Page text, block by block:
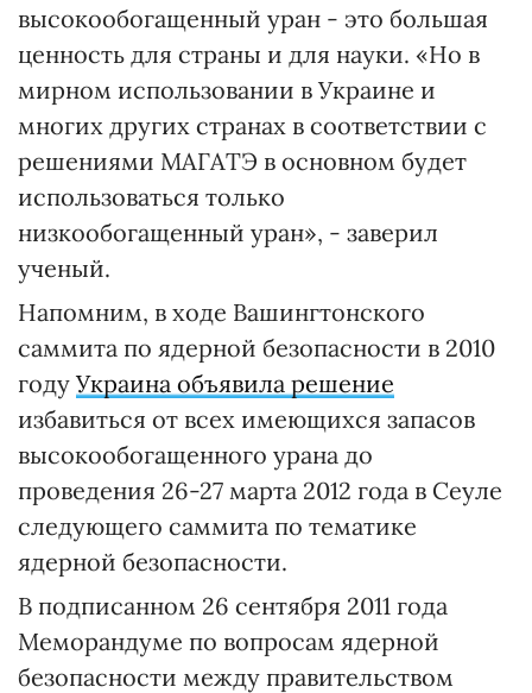
высокообогащенный уран - это большая
ценность для страны и для науки. «Но в
мирном использовании в Украине и
многих других странах в соответствии с
решениями МАГАТЭ в основном будет
использоваться только
низкообогащенный уран», - заверил
ученый.
Напомним, в ходе Вашингтонского
саммита по ядерной безопасности в 2010
году Украина объявила решение
избавиться от всех имеющихся запасов
высокообогащенного урана до
проведения 26-27 марта 2012 года в Сеуле
следующего саммита по тематике
ядерной безопасности.
В подписанном 26 сентября 2011 года
Меморандуме по вопросам ядерной
безопасности между правительством